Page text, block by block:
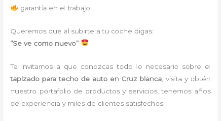
garantía en el trabajo
Queremos que al subirte a tu coche digas:
“Se ve como nuevo”
Te invitamos a que conozcas todo lo necesario sobre el
tapizado para techo de auto en Cruz blanca, visita y obtén
nuestro portafolio de productos y servicios, tenemos años
de experiencia y miles de clientes satisfechos.